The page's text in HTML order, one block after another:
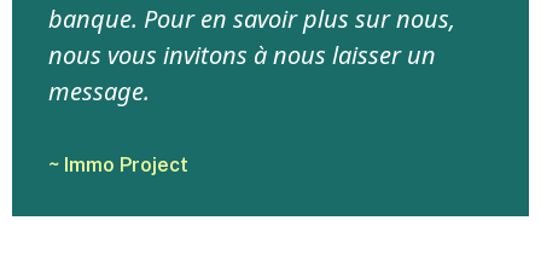
banque. Pour en savoir plus sur nous,
nous vous invitons à nous laisser un
message.
~ Immo Project